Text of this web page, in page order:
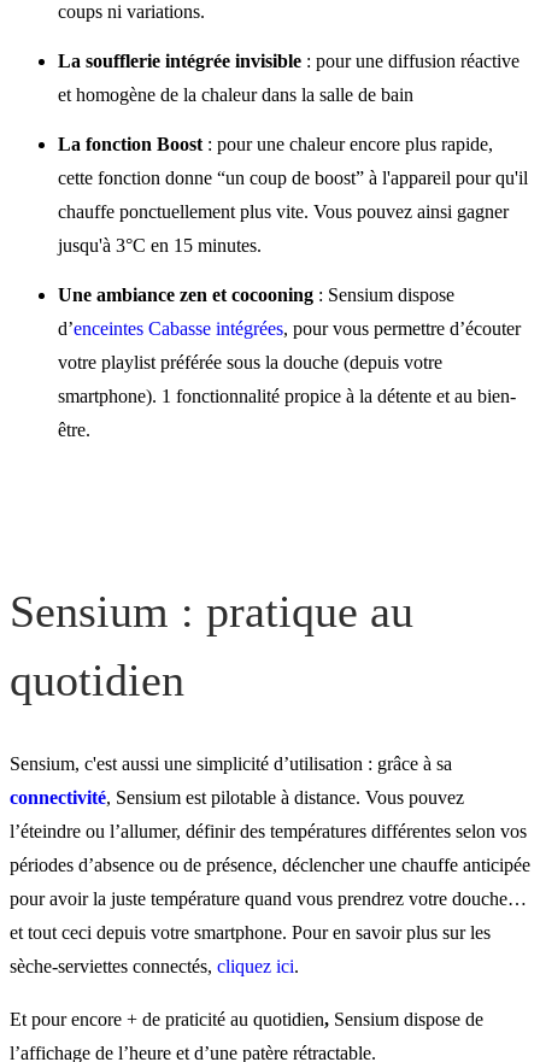
coups ni variations.
La soufflerie intégrée invisible : pour une diffusion réactive
et homogène de la chaleur dans la salle de bain
La fonction Boost : pour une chaleur encore plus rapide,
cette fonction donne “un coup de boost” à l'appareil pour qu'il
chauffe ponctuellement plus vite. Vous pouvez ainsi gagner
jusqu'à 3°C en 15 minutes.
Une ambiance zen et cocooning : Sensium dispose
d’enceintes Cabasse intégrées, pour vous permettre d’écouter
votre playlist préférée sous la douche (depuis votre
smartphone). 1 fonctionnalité propice à la détente et au bien-
être.
Sensium : pratique au
quotidien
Sensium, c'est aussi une simplicité d’utilisation : grâce à sa
connectivité, Sensium est pilotable à distance. Vous pouvez
l’éteindre ou l’allumer, définir des températures différentes selon vos
périodes d’absence ou de présence, déclencher une chauffe anticipée
pour avoir la juste température quand vous prendrez votre douche…
et tout ceci depuis votre smartphone. Pour en savoir plus sur les
sèche-serviettes connectés, cliquez ici.
Et pour encore + de praticité au quotidien, Sensium dispose de
l’affichage de l’heure et d’une patère rétractable.